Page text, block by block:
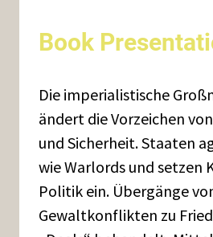
Book
Die imperialistische
ändert die Vorzeichen
und Sicherheit. Staaten
wie Warlords und setzen
Politik ein. Übergänge
Gewaltkonflikten zu